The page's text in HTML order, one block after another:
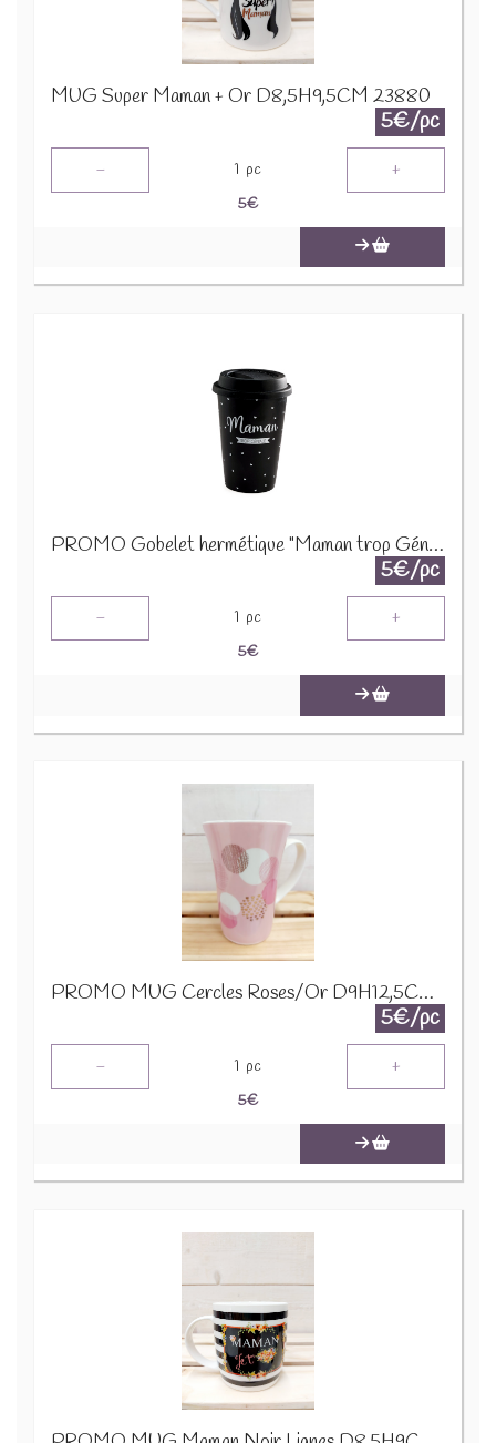
MUG Super Maman + Or D8,5H9,5CM 23880
5€/pc
- 1 pc +
5€
PROMO Gobelet hermétique "Maman trop Géniale" Noir 24306
5€/pc
- 1 pc +
5€
PROMO MUG Cercles Roses/Or D9H12,5CM 24322
5€/pc
- 1 pc +
5€